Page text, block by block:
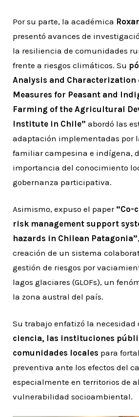
Por su parte, la académica
presentó avances de
la resiliencia de comunidades
frente a riesgos climáticos. Su
Analysis and Characterization
Measures for Peasant and
Farming of the Agricultural
Institute in Chile” abordó las
adaptación implementadas por
familiar campesina e indígena,
importancia del conocimiento
gobernanza participativa.
Asimismo, expuso el paper “Co-
risk management support
hazards in Chilean Patagonia”
creación de un sistema
gestión de riesgos por
lagos glaciares (GLOFs), un
la zona austral del país.
Su trabajo enfatizó la necesidad
ciencia, las instituciones
comunidades locales para
preventiva ante los efectos del
especialmente en territorios de
vulnerabilidad socioambiental.